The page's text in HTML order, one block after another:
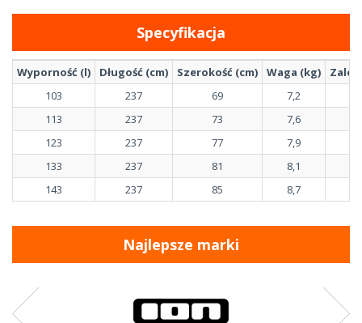
Specyfikacja
Wyporność (l) Długość (cm) Szerokość (cm) Waga (kg)
103
237 69
7,2
113
237 73
7,6
123
237 77
7,9
133
237 81
8,1
143
237 85 8,7
Najlepsze marki